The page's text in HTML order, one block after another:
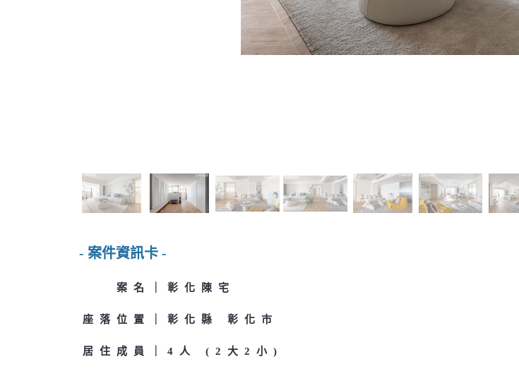
- 案件資訊卡 -
案名 彰化陳宅
座落位置 彰化縣 彰化市
居住成員 4人 (2大2小)